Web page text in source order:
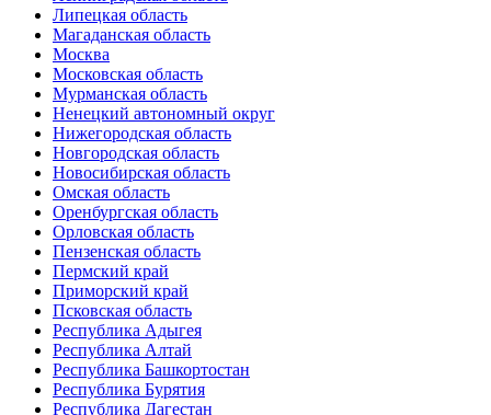
Липецкая область
Магаданская область
Москва
Московская область
Мурманская область
Ненецкий автономный округ
Нижегородская область
Новгородская область
Новосибирская область
Омская область
Оренбургская область
Орловская область
Пензенская область
Пермский край
Приморский край
Псковская область
Республика Адыгея
Республика Алтай
Республика Башкортостан
Республика Бурятия
Республика Дагестан